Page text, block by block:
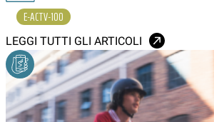
E-ACTV-100
LEGGI TUTTI GLI ARTICOLI